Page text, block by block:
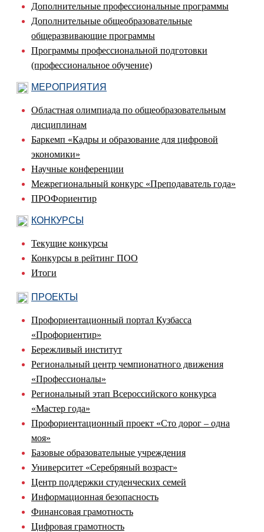
Дополнительные профессиональные программы
Дополнительные общеобразовательные
общеразвивающие программы
Программы профессиональной подготовки
(профессиональное обучение)
МЕРОПРИЯТИЯ
Областная олимпиада по общеобразовательным
дисциплинам
Баркемп «Кадры и образование для цифровой
экономики»
Научные конференции
Межрегиональный конкурс «Преподаватель года»
ПРОФориентир
КОНКУРСЫ
Текущие конкурсы
Конкурсы в рейтинг ПОО
Итоги
ПРОЕКТЫ
Профориентационный портал Кузбасса
«Профориентир»
Бережливый институт
Региональный центр чемпионатного движения
«Профессионалы»
Региональный этап Всероссийского конкурса
«Мастер года»
Профориентационный проект «Сто дорог – одна
моя»
Базовые образовательные учреждения
Университет «Серебряный возраст»
Центр поддержки студенческих семей
Информационная безопасность
Финансовая грамотность
Цифровая грамотность